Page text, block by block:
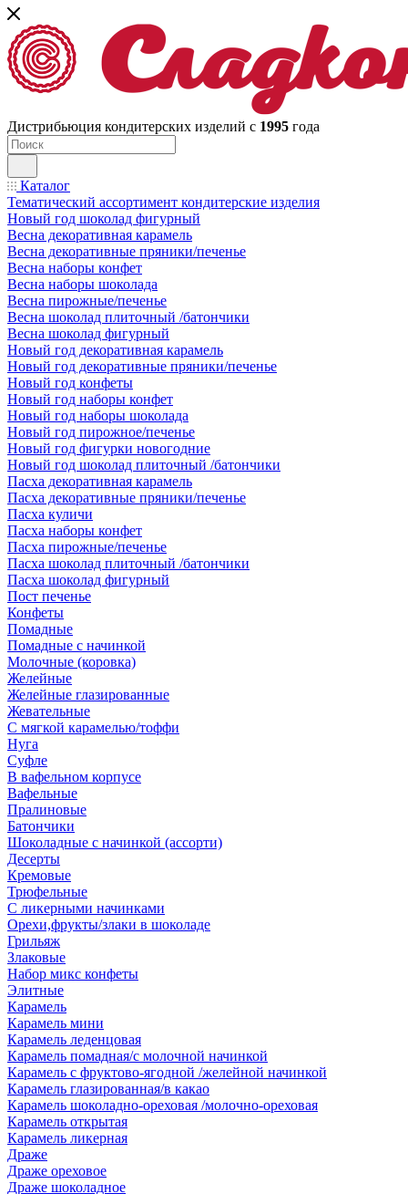
Дистрибьюция кондитерских изделий с 1995 года
Каталог
Тематический ассортимент кондитерские изделия
Новый год шоколад фигурный
Весна декоративная карамель
Весна декоративные пряники/печенье
Весна наборы конфет
Весна наборы шоколада
Весна пирожные/печенье
Весна шоколад плиточный /батончики
Весна шоколад фигурный
Новый год декоративная карамель
Новый год декоративные пряники/печенье
Новый год конфеты
Новый год наборы конфет
Новый год наборы шоколада
Новый год пирожное/печенье
Новый год фигурки новогодние
Новый год шоколад плиточный /батончики
Пасха декоративная карамель
Пасха декоративные пряники/печенье
Пасха куличи
Пасха наборы конфет
Пасха пирожные/печенье
Пасха шоколад плиточный /батончики
Пасха шоколад фигурный
Пост печенье
Конфеты
Помадные
Помадные с начинкой
Молочные (коровка)
Желейные
Желейные глазированные
Жевательные
С мягкой карамелью/тоффи
Нуга
Суфле
В вафельном корпусе
Вафельные
Пралиновые
Батончики
Шоколадные с начинкой (ассорти)
Десерты
Кремовые
Трюфельные
С ликерными начинками
Орехи,фрукты/злаки в шоколаде
Грильяж
Злаковые
Набор микс конфеты
Элитные
Карамель
Карамель мини
Карамель леденцовая
Карамель помадная/с молочной начинкой
Карамель с фруктово-ягодной /желейной начинкой
Карамель глазированная/в какао
Карамель шоколадно-ореховая /молочно-ореховая
Карамель открытая
Карамель ликерная
Драже
Драже ореховое
Драже шоколадное